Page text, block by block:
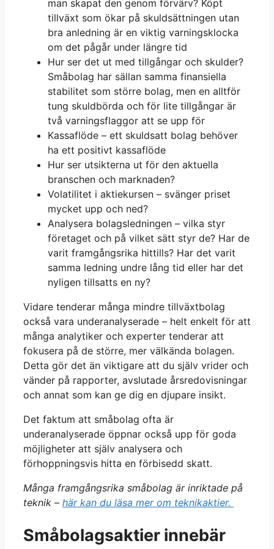
man skapat den genom förvärv? Köpt
tillväxt som ökar på skuldsättningen utan
bra anledning är en viktig varningsklocka
om det pågår under längre tid
Hur ser det ut med tillgångar och skulder?
Småbolag har sällan samma finansiella
stabilitet som större bolag, men en alltför
tung skuldbörda och för lite tillgångar är
två varningsflaggor att se upp för
Kassaflöde – ett skuldsatt bolag behöver
ha ett positivt kassaflöde
Hur ser utsikterna ut för den aktuella
branschen och marknaden?
Volatilitet i aktiekursen – svänger priset
mycket upp och ned?
Analysera bolagsledningen – vilka styr
företaget och på vilket sätt styr de? Har de
varit framgångsrika hittills? Har det varit
samma ledning undre lång tid eller har det
nyligen tillsatts en ny?
Vidare tenderar många mindre tillväxtbolag
också vara underanalyserade – helt enkelt för att
många analytiker och experter tenderar att
fokusera på de större, mer välkända bolagen.
Detta gör det än viktigare att du själv vrider och
vänder på rapporter, avslutade årsredovisningar
och annat som kan ge dig en djupare insikt.
Det faktum att småbolag ofta är
underanalyserade öppnar också upp för goda
möjligheter att själv analysera och
förhoppningsvis hitta en förbisedd skatt.
Många framgångsrika småbolag är inriktade på
teknik – här kan du läsa mer om teknikaktier.
Småbolagsaktier innebär